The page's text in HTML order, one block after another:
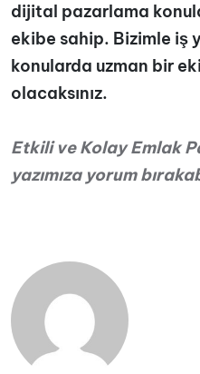
dijital pazarlama
ekibe sahip. Bizimle iş
konularda uzman bir
olacaksınız.
Etkili ve Kolay Emlak
yazımıza yorum